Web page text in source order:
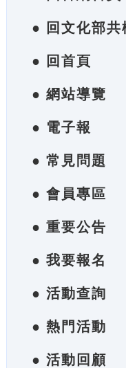
● 回文化部共
● 回首頁
● 網站導覽
● 電子報
● 常見問題
● 會員專區
● 重要公告
● 我要報名
● 活動查詢
● 熱門活動
● 活動回顧